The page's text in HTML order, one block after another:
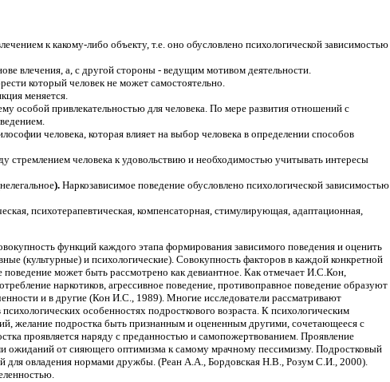
к какому-либо объекту, т.е. оно обусловлено психологической зависимостью
влечения, а, с другой стороны - ведущим мотивом деятельности.
который человек не может самостоятельно.
меняется.
особой привлекательностью для человека. По мере развития отношений с
человека, которая влияет на выбор человека в определении способов
стремлением человека к удовольствию и необходимостью учитывать интересы
). Наркозависимое поведение обусловлено психологической зависимостью
психотерапевтическая, компенсаторная, стимулирующая, адаптационная,
функций каждого этапа формирования зависимого поведения и оценить
(культурные) и психологические). Совокупность факторов в каждой конкретной
может быть рассмотрено как девиантное. Как отмечает И.С.Кон,
наркотиков, агрессивное поведение, противоправное поведение образуют
и в другие (Кон И.С., 1989). Многие исследователи рассматривают
особенностях подросткового возраста. К психологическим
желание подростка быть признанным и оцененным другими, сочетающееся с
проявляется наряду с преданностью и самопожертвованием. Проявление
ожиданий от сияющего оптимизма к самому мрачному пессимизму. Подростковый
для овладения нормами дружбы. (Реан А.А., Бордовская Н.В., Розум С.И., 2000).